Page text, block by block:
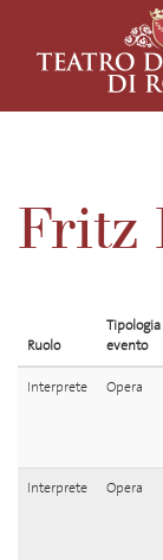
Fritz
Ruolo
Tipologia
evento
Interprete Opera
Interprete Opera